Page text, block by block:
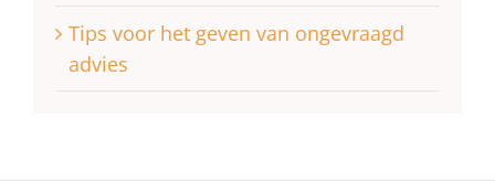
Tips voor het geven van ongevraagd
advies